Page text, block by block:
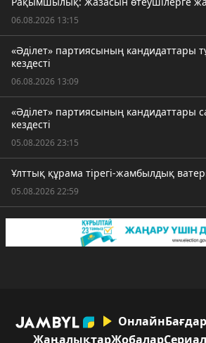
06.08.2026 13:15
«Әділет» партиясының кандидаттары
кездесті
06.08.2026 13:09
«Әділет» партиясының кандидаттары
кездесті
05.08.2026 23:15
Ұлттық құрама тірегі-жамбылдық
05.08.2026 22:59
Онлайн
ЖаңалықтарЖобалар